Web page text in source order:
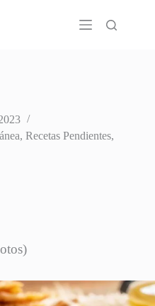
, Recetas Pendientes,